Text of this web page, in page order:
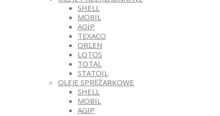
SHELL
MOBIL
AGIP
TEXACO
ORLEN
LOTOS
TOTAL
STATOIL
OLEJE SPRĘŻARKOWE
SHELL
MOBIL
AGIP